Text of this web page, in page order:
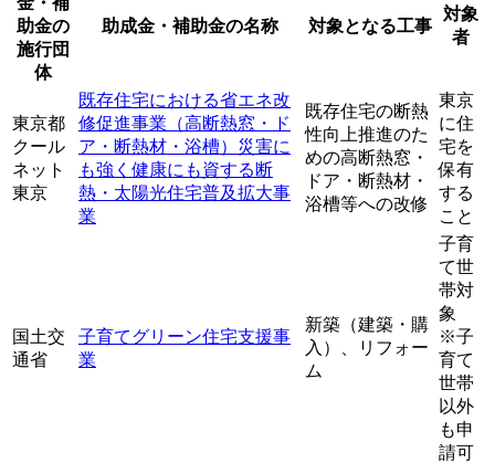
助金の
施行団
体
助成金・補助金の名称 対象となる工事
対象
者
東京都
クール
ネット
東京
既存住宅における省エネ改
修促進事業（高断熱窓・ド
ア・断熱材・浴槽）災害に
も強く健康にも資する断
熱・太陽光住宅普及拡大事
業
既存住宅の断熱
性向上推進のた
めの高断熱窓・
ドア・断熱材・
浴槽等への改修
東京
に住
宅を
保有
する
こと
国土交
通省
子育てグリーン住宅支援事
業
新築（建築・購
入）、リフォー
ム
子育
て世
帯対
象
※子
育て
世帯
以外
も申
請可